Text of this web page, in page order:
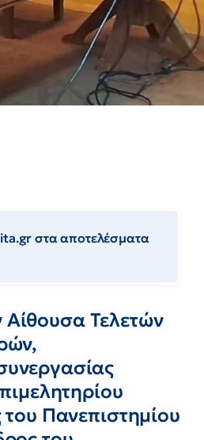
στα αποτελέσματα
Αίθουσα Τελετών
Πανεπιστημίου